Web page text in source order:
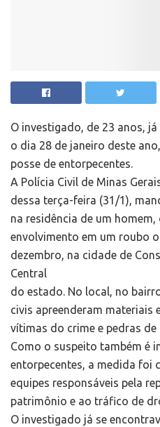
O investigado, de 23 anos,
o dia 28 de janeiro deste
posse de entorpecentes.
A Polícia Civil de Minas
dessa terça-feira (31/1),
na residência de um
envolvimento em um roubo
dezembro, na cidade de
Central
do estado. No local, no
civis apreenderam materiais
vítimas do crime e pedras de
Como o suspeito também é
entorpecentes, a medida foi
equipes responsáveis pela
patrimônio e ao tráfico de
O investigado já se